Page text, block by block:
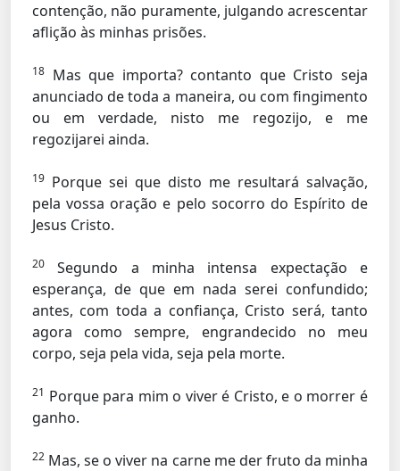
contenção, não puramente, julgando acrescentar
aflição às minhas prisões.
18 Mas que importa? contanto que Cristo seja
anunciado de toda a maneira, ou com fingimento
ou em verdade, nisto me regozijo, e me
regozijarei ainda.
19 Porque sei que disto me resultará salvação,
pela vossa oração e pelo socorro do Espírito de
Jesus Cristo.
20
Segundo a minha intensa expectação e
esperança, de que em nada serei confundido;
antes, com toda a confiança, Cristo será, tanto
agora como sempre, engrandecido no meu
corpo, seja pela vida, seja pela morte.
21 Porque para mim o viver é Cristo, e o morrer é
ganho.
22 Mas, se o viver na carne me der fruto da minha